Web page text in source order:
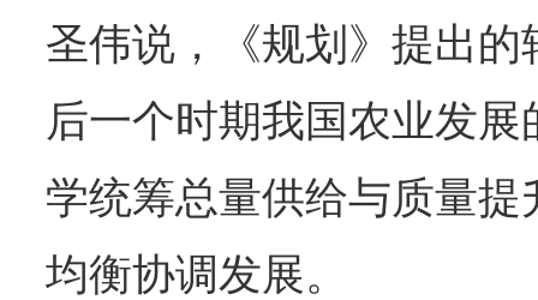
圣伟说，《规划》提出
后一个时期我国农业发
学统筹总量供给与质量
均衡协调发展。